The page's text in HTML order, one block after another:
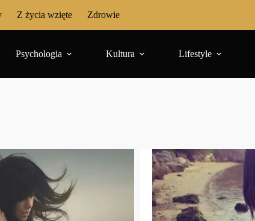
Z życia wzięte Zdrowie
Psychologia Kultura Lifestyle